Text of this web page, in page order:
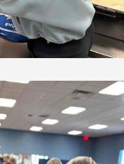
台中市校友會於115年6月24日
(三)舉辦拜會台中市政府活動。參
訪團由母校戰略所所長李大中、 ...
3 版 校友會活動 (系
所、其他)
【校友來訪】香港校友會前會
長葉雅琴、杜天寶學長